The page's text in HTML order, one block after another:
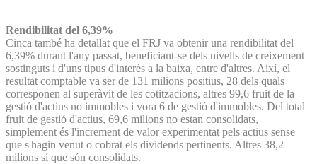
Rendibilitat del 6,39%
Cinca també ha detallat que el FRJ va obtenir una rendibilitat del
6,39% durant l'any passat, beneficiant-se dels nivells de creixement
sostinguts i d'uns tipus d'interès a la baixa, entre d'altres. Així, el
resultat comptable va ser de 131 milions positius, 28 dels quals
corresponen al superàvit de les cotitzacions, altres 99,6 fruit de la
gestió d'actius no immobles i vora 6 de gestió d'immobles. Del total
fruit de gestió d'actius, 69,6 milions no estan consolidats,
simplement és l'increment de valor experimentat pels actius sense
que s'hagin venut o cobrat els dividends pertinents. Altres 38,2
milions sí que són consolidats.